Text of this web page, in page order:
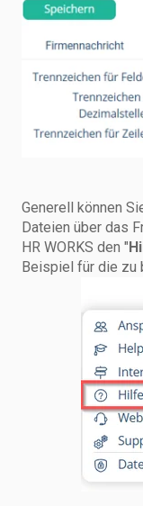
Generell können
Dateien über das
HR WORKS den "
Beispiel für die zu